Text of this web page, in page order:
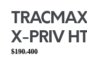
X-PRIV
$190.400